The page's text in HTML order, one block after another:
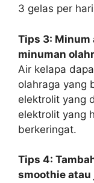
3 gelas per
Tips 3: Minum
minuman
Air kelapa
olahraga yang
elektrolit yang
elektrolit yang
berkeringat.
Tips 4:
smoothie atau